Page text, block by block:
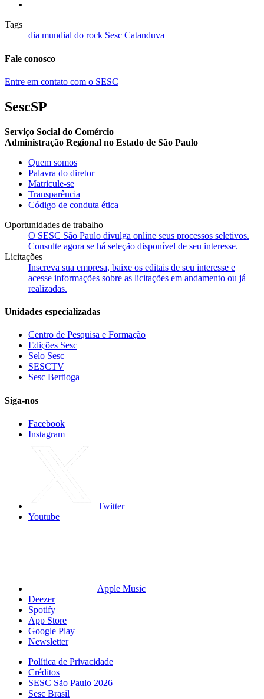
Tags
dia mundial do rock Sesc Catanduva
Fale conosco
Entre em contato com o SESC
SescSP
Serviço Social do Comércio
Administração Regional no Estado de São Paulo
Quem somos
Palavra do diretor
Matricule-se
Transparência
Código de conduta ética
Oportunidades de trabalho
O SESC São Paulo divulga online seus processos seletivos.
Consulte agora se há seleção disponível de seu interesse.
Licitações
Inscreva sua empresa, baixe os editais de seu interesse e
acesse informações sobre as licitações em andamento ou já
realizadas.
Unidades especializadas
Centro de Pesquisa e Formação
Edições Sesc
Selo Sesc
SESCTV
Sesc Bertioga
Siga-nos
Facebook
Instagram
Twitter
Youtube
Apple Music
Deezer
Spotify
App Store
Google Play
Newsletter
Política de Privacidade
Créditos
SESC São Paulo 2026
Sesc Brasil